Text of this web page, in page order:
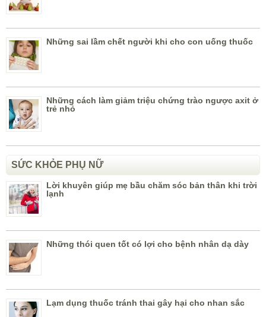
Những sai lầm chết người khi cho con uống thuốc
Những cách làm giảm triệu chứng trào ngược axit ở
trẻ nhỏ
SỨC KHỎE PHỤ NỮ
Lời khuyên giúp mẹ bầu chăm sóc bản thân khi trời
lạnh
Những thói quen tốt có lợi cho bệnh nhân dạ dày
Lạm dụng thuốc tránh thai gây hại cho nhan sắc